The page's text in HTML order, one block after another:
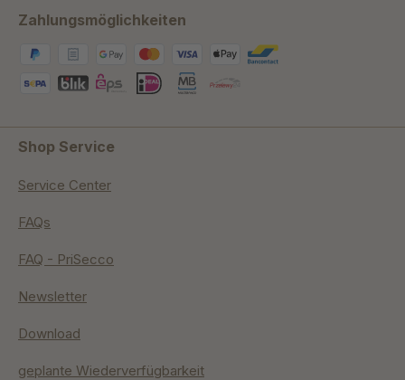
Zahlungsmöglichkeiten
Shop Service
Service Center
FAQs
FAQ - PriSecco
Newsletter
Download
geplante Wiederverfügbarkeit